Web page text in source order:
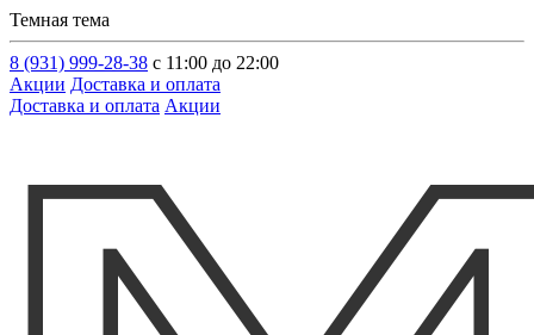
Темная тема
8 (931) 999-28-38 с 11:00 до 22:00
Акции Доставка и оплата
Доставка и оплата Акции